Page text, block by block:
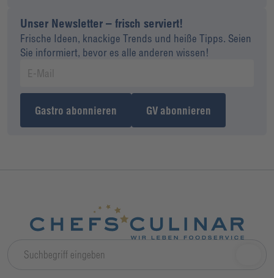
Unser Newsletter – frisch serviert!
Frische Ideen, knackige Trends und heiße Tipps. Seien
Sie informiert, bevor es alle anderen wissen!
Gastro abonnieren GV abonnieren